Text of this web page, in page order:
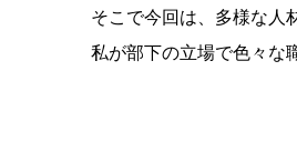
そこで今回は、多様な人
私が部下の立場で色々な